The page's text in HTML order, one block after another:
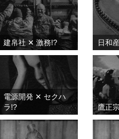
建帛社 ✕ 激務!? 日和
電源開発 ✕ セクハ
ラ!?
鷹正